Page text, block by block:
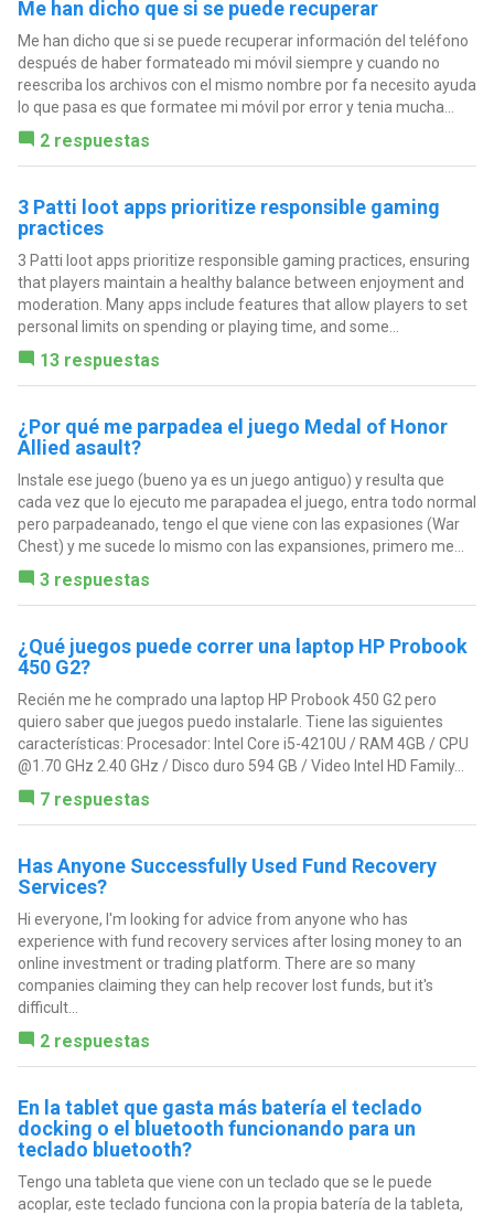
Me han dicho que si se puede recuperar
Me han dicho que si se puede recuperar información del teléfono
después de haber formateado mi móvil siempre y cuando no
reescriba los archivos con el mismo nombre por fa necesito ayuda
lo que pasa es que formatee mi móvil por error y tenia mucha...
2 respuestas
3 Patti loot apps prioritize responsible gaming
practices
3 Patti loot apps prioritize responsible gaming practices, ensuring
that players maintain a healthy balance between enjoyment and
moderation. Many apps include features that allow players to set
personal limits on spending or playing time, and some...
13 respuestas
¿Por qué me parpadea el juego Medal of Honor
Allied asault?
Instale ese juego (bueno ya es un juego antiguo) y resulta que
cada vez que lo ejecuto me parapadea el juego, entra todo normal
pero parpadeanado, tengo el que viene con las expasiones (War
Chest) y me sucede lo mismo con las expansiones, primero me...
3 respuestas
¿Qué juegos puede correr una laptop HP Probook
450 G2?
Recién me he comprado una laptop HP Probook 450 G2 pero
quiero saber que juegos puedo instalarle. Tiene las siguientes
características: Procesador: Intel Core i5-4210U / RAM 4GB / CPU
@1.70 GHz 2.40 GHz / Disco duro 594 GB / Video Intel HD Family...
7 respuestas
Has Anyone Successfully Used Fund Recovery
Services?
Hi everyone, I'm looking for advice from anyone who has
experience with fund recovery services after losing money to an
online investment or trading platform. There are so many
companies claiming they can help recover lost funds, but it's
difficult...
2 respuestas
En la tablet que gasta más batería el teclado
docking o el bluetooth funcionando para un
teclado bluetooth?
Tengo una tableta que viene con un teclado que se le puede
acoplar, este teclado funciona con la propia batería de la tableta,